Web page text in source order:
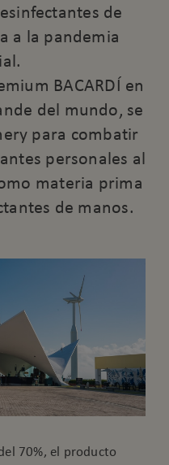
de
a la pandemia
BACARDÍ en
del mundo, se
para combatir
personales al
materia prima
de manos.
70%, el producto